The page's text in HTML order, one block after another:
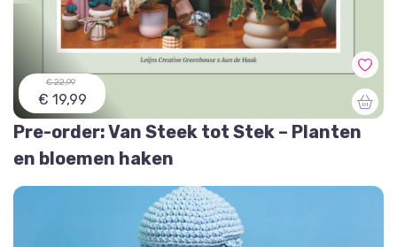
€ 22,99
€ 19,99
Pre-order: Van Steek tot Stek – Planten
en bloemen haken